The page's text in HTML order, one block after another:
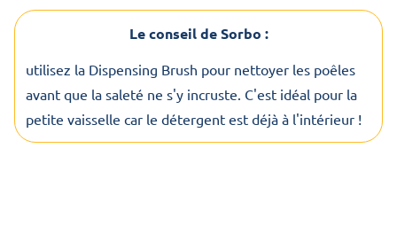
Le conseil de Sorbo :
utilisez la Dispensing Brush pour nettoyer les poêles
avant que la saleté ne s'y incruste. C'est idéal pour la
petite vaisselle car le détergent est déjà à l'intérieur !